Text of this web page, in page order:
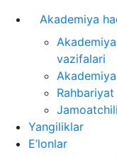
Akademiya
vazifalari
Rahbariyat
Yangiliklar
E’lonlar